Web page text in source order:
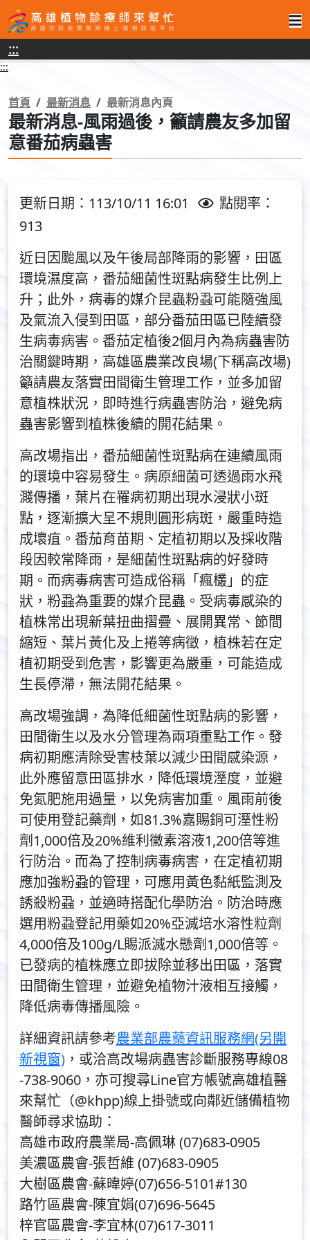
高
雄
植
物
診
療
來
幫
忙
:::
:::
最新消息-風雨過後，籲請農友多加留
意番茄病蟲害
首頁 最新消息 最新消息內頁
更新日期：113/10/11 16:01
點閱率：
913
近日因颱風以及午後局部降雨的影響，田區
環境濕度高，番茄細菌性斑點病發生比例上
升；此外，病毒的媒介昆蟲粉蝨可能隨強風
及氣流入侵到田區，部分番茄田區已陸續發
生病毒病害。番茄定植後2個月內為病蟲害防
治關鍵時期，高雄區農業改良場(下稱高改場)
籲請農友落實田間衛生管理工作，並多加留
意植株狀況，即時進行病蟲害防治，避免病
蟲害影響到植株後續的開花結果。
高改場指出，番茄細菌性斑點病在連續風雨
的環境中容易發生。病原細菌可透過雨水飛
濺傳播，葉片在罹病初期出現水浸狀小斑
點，逐漸擴大呈不規則圓形病斑，嚴重時造
成壞疽。番茄育苗期、定植初期以及採收階
段因較常降雨，是細菌性斑點病的好發時
期。而病毒病害可造成俗稱「瘋欉」的症
狀，粉蝨為重要的媒介昆蟲。受病毒感染的
植株常出現新葉扭曲摺疊、展開異常、節間
縮短、葉片黃化及上捲等病徵，植株若在定
植初期受到危害，影響更為嚴重，可能造成
生長停滯，無法開花結果。
高改場強調，為降低細菌性斑點病的影響，
田間衛生以及水分管理為兩項重點工作。發
病初期應清除受害枝葉以減少田間感染源，
此外應留意田區排水，降低環境溼度，並避
免氮肥施用過量，以免病害加重。風雨前後
可使用登記藥劑，如81.3%嘉賜銅可溼性粉
劑1,000倍及20%維利黴素溶液1,200倍等進
行防治。而為了控制病毒病害，在定植初期
應加強粉蝨的管理，可應用黃色黏紙監測及
誘殺粉蝨，並適時搭配化學防治。防治時應
選用粉蝨登記用藥如20%亞滅培水溶性粒劑
4,000倍及100g/L賜派滅水懸劑1,000倍等。
已發病的植株應立即拔除並移出田區，落實
田間衛生管理，並避免植物汁液相互接觸，
降低病毒傳播風險。
詳細資訊請參考農業部農藥資訊服務網(另開
新視窗) ，或洽高改場病蟲害診斷服務專線08
-738-9060，亦可搜尋Line官方帳號高雄植醫
來幫忙（@khpp)線上掛號或向鄰近儲備植物
醫師尋求協助：
高雄市政府農業局-高佩琳 (07)683-0905
美濃區農會-張哲維 (07)683-0905
大樹區農會-蘇暐婷(07)656-5101#130
路竹區農會-陳宜娟(07)696-5645
梓官區農會-李宜林(07)617-3011